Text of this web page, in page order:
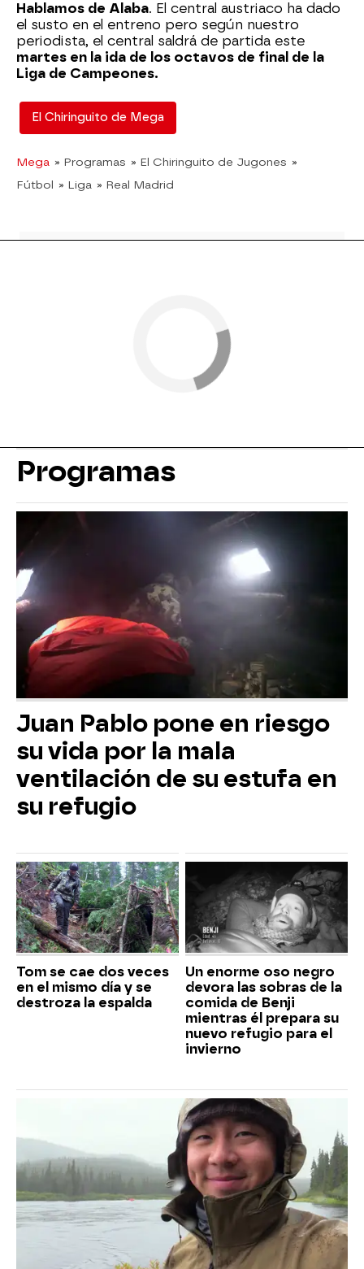
Hablamos de Alaba. El central austriaco ha dado
el susto en el entreno pero según nuestro
periodista, el central saldrá de partida este
martes en la ida de los octavos de final de la
Liga de Campeones.
El Chiringuito de Mega
Mega » Programas » El Chiringuito de Jugones »
Fútbol » Liga » Real Madrid
Programas
Juan Pablo pone en riesgo
su vida por la mala
ventilación de su estufa en
su refugio
Tom se cae dos veces
en el mismo día y se
destroza la espalda
Un enorme oso negro
devora las sobras de la
comida de Benji
mientras él prepara su
nuevo refugio para el
invierno